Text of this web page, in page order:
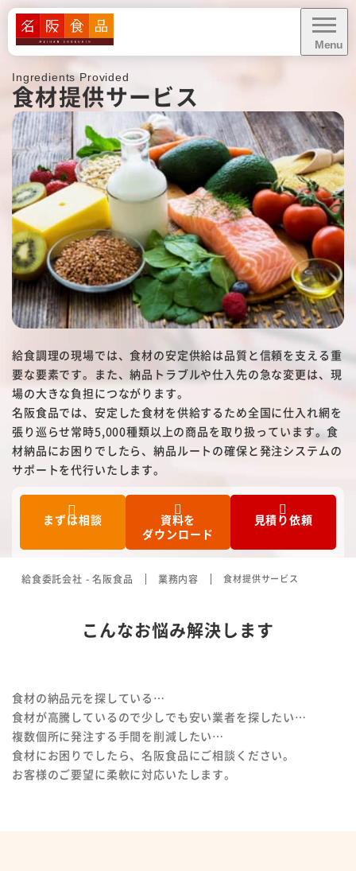
Menu
Ingredients Provided
食材提供サービス
給食調理の現場では、食材の安定供給は品質と信頼を支える重
要な要素です。また、納品トラブルや仕入先の急な変更は、現
場の大きな負担につながります。
名阪食品では、安定した食材を供給するため全国に仕入れ網を
張り巡らせ常時5,000種類以上の商品を取り扱っています。食
材納品にお困りでしたら、納品ルートの確保と発注システムの
サポートを代行いたします。
まずは相談
資料を
ダウンロード
見積り依頼
業務内容
業態別お悩み解決
導入事例
名阪食品の強み
安全・安心への取り組み
採用情報
よくある質問
給食に関するお問い合わせ・
お見積り依頼
資料ダウンロード
給食委託会社 - 名阪食品 業務内容 食材提供サービス
こんなお悩み解決します
食材の納品元を探している…
食材が高騰しているので少しでも安い業者を探したい…
複数個所に発注する手間を削減したい…
食材にお困りでしたら、名阪食品にご相談ください。
お客様のご要望に柔軟に対応いたします。